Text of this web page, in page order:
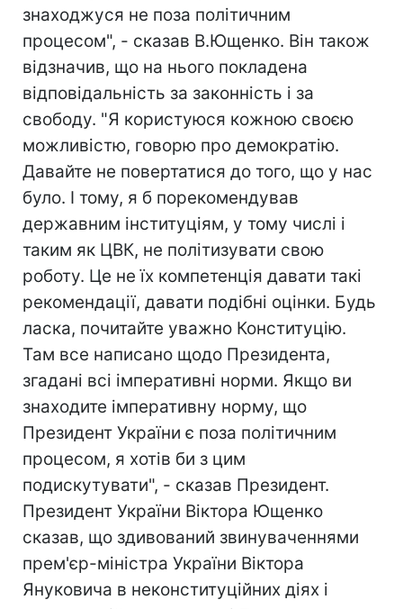
знаходжуся не поза політичним
процесом", - сказав В.Ющенко. Він також
відзначив, що на нього покладена
відповідальність за законність і за
свободу. "Я користуюся кожною своєю
можливістю, говорю про демократію.
Давайте не повертатися до того, що у нас
було. І тому, я б порекомендував
державним інституціям, у тому числі і
таким як ЦВК, не політизувати свою
роботу. Це не їх компетенція давати такі
рекомендації, давати подібні оцінки. Будь
ласка, почитайте уважно Конституцію.
Там все написано щодо Президента,
згадані всі імперативні норми. Якщо ви
знаходите імперативну норму, що
Президент України є поза політичним
процесом, я хотів би з цим
подискутувати", - сказав Президент.
Президент України Віктора Ющенко
сказав, що здивований звинуваченнями
прем'єр-міністра України Віктора
Януковича в неконституційних діях і